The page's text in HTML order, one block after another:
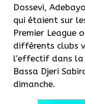
Dossevi,
qui étaient sur
Premier League
différents clubs
l’effectif dans la
Bassa Djeri
dimanche.